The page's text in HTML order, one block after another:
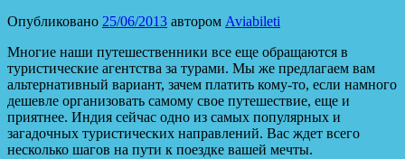
Опубликовано 25/06/2013 автором Aviabileti
Многие наши путешественники все еще обращаются в
туристические агентства за турами. Мы же предлагаем вам
альтернативный вариант, зачем платить кому-то, если намного
дешевле организовать самому свое путешествие, еще и
приятнее. Индия сейчас одно из самых популярных и
загадочных туристических направлений. Вас ждет всего
несколько шагов на пути к поездке вашей мечты.